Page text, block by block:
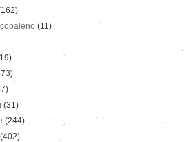
(11)
(31)
(244)
(402)